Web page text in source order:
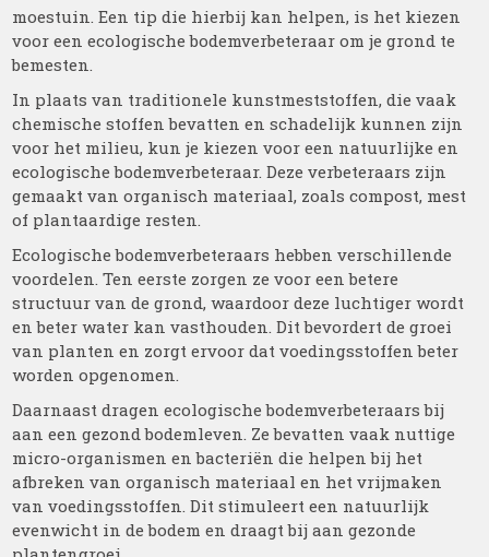
moestuin. Een tip die hierbij kan helpen, is het kiezen
voor een ecologische bodemverbeteraar om je grond te
bemesten.
In plaats van traditionele kunstmeststoffen, die vaak
chemische stoffen bevatten en schadelijk kunnen zijn
voor het milieu, kun je kiezen voor een natuurlijke en
ecologische bodemverbeteraar. Deze verbeteraars zijn
gemaakt van organisch materiaal, zoals compost, mest
of plantaardige resten.
Ecologische bodemverbeteraars hebben verschillende
voordelen. Ten eerste zorgen ze voor een betere
structuur van de grond, waardoor deze luchtiger wordt
en beter water kan vasthouden. Dit bevordert de groei
van planten en zorgt ervoor dat voedingsstoffen beter
worden opgenomen.
Daarnaast dragen ecologische bodemverbeteraars bij
aan een gezond bodemleven. Ze bevatten vaak nuttige
micro-organismen en bacteriën die helpen bij het
afbreken van organisch materiaal en het vrijmaken
van voedingsstoffen. Dit stimuleert een natuurlijk
evenwicht in de bodem en draagt bij aan gezonde